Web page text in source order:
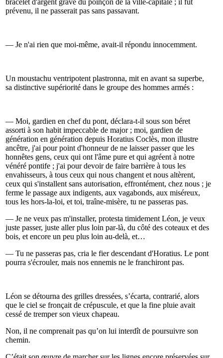
bracelet d'argent gravé du poinçon de la ville-capitale ; il fut
prévenu, il ne passerait pas sans passavant.
— Je n'ai rien que moi-même, avait-il répondu innocemment.
Un moustachu ventripotent plastronna, mit en avant sa superbe,
sa distinctive supériorité dans le groupe des hommes armés :
— Moi, gardien en chef du pont, déclara-t-il sous son béret
assorti à son habit impeccable de major ; moi, gardien de
génération en génération depuis Horatius Coclès, mon illustre
ancêtre, j'ai pour point d'honneur de ne laisser passer que les
honnêtes gens, ceux qui ont l'âme pure et qui agréent à notre
vénéré pontife ; j'ai pour devoir de faire barrière à tous les
envahisseurs, à tous ceux qui nous changent et nous altèrent,
ceux qui s'installent sans autorisation, effrontément, chez nous ; je
ferme le passage aux indigents, aux vagabonds, aux miséreux,
tous les hors-la-loi, et toi, traîne-misère, tu ne passeras pas.
— Je ne veux pas m'installer, protesta timidement Léon, je veux
juste passer, juste aller plus loin par-là, du côté des coteaux et des
bois, et encore un peu plus loin au-delà, et…
— Tu ne passeras pas, cria le fier descendant d'Horatius. Le pont
pourra s'écrouler, mais nos ennemis ne le franchiront pas.
Léon se détourna des grilles dressées, s’écarta, contrarié, alors
que le ciel se fronçait de crépuscule, et que la fine pluie avait
cessé de tremper son vieux chapeau.
Non, il ne comprenait pas qu’on lui interdît de poursuivre son
chemin.